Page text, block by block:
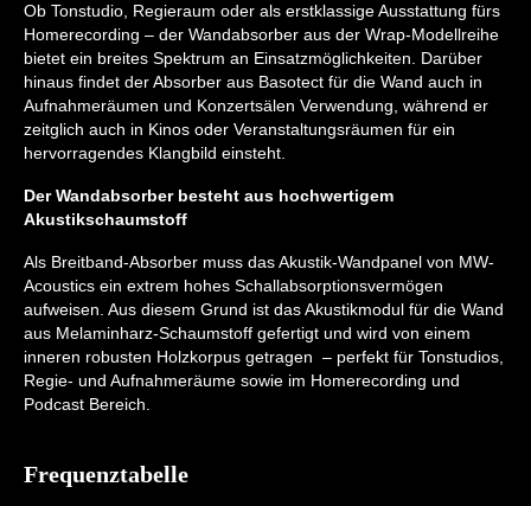
Ob Tonstudio, Regieraum oder als erstklassige Ausstattung fürs
Homerecording – der Wandabsorber aus der Wrap-Modellreihe
bietet ein breites Spektrum an Einsatzmöglichkeiten. Darüber
hinaus findet der Absorber aus Basotect für die Wand auch in
Aufnahmeräumen und Konzertsälen Verwendung, während er
zeitglich auch in Kinos oder Veranstaltungsräumen für ein
hervorragendes Klangbild einsteht.
Der Wandabsorber besteht aus hochwertigem
Akustikschaumstoff
Als Breitband-Absorber muss das Akustik-Wandpanel von MW-
Acoustics ein extrem hohes Schallabsorptionsvermögen
aufweisen. Aus diesem Grund ist das Akustikmodul für die Wand
aus Melaminharz-Schaumstoff gefertigt und wird von einem
inneren robusten Holzkorpus getragen – perfekt für Tonstudios,
Regie- und Aufnahmeräume sowie im Homerecording und
Podcast Bereich.
Frequenztabelle